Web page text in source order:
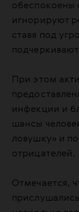
обеспокоены
игнорируют
ставя под
При этом
инфекции и
шансы
ловушку» и
отрицателей.
Отмечается,